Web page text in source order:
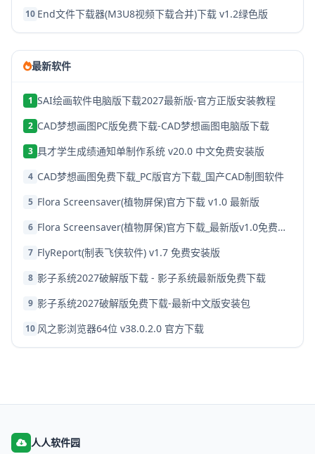
10 End文件下载器(M3U8视频下载合并)下载 v1.2绿色版
最新软件
1 SAI绘画软件电脑版下载2027最新版-官方正版安装教程
2 CAD梦想画图PC版免费下载-CAD梦想画图电脑版下载
3 具才学生成绩通知单制作系统 v20.0 中文免费安装版
4 CAD梦想画图免费下载_PC版官方下载_国产CAD制图软件
5 Flora Screensaver(植物屏保)官方下载 v1.0 最新版
6 Flora Screensaver(植物屏保)官方下载_最新版v1.0免费安装包
7 FlyReport(制表飞侠软件) v1.7 免费安装版
8 影子系统2027破解版下载 - 影子系统最新版免费下载
9 影子系统2027破解版免费下载-最新中文版安装包
10 风之影浏览器64位 v38.0.2.0 官方下载
人人软件园